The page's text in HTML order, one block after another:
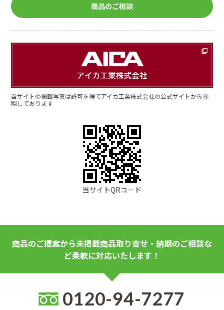
商品のご相談
当サイトの掲載写真は許可を得てアイカ工業株式会社の公式サイトから参
照しております
当サイトQRコード
商品のご提案から未掲載商品取り寄せ・納期のご相談な
ど柔軟に対応いたします！
0120-94-7277